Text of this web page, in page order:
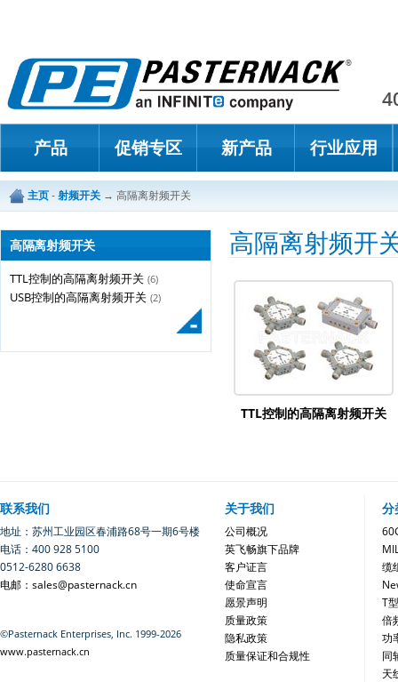
产品 促销专区 新产品 行业应用
主页-射频开关 → 高隔离射频开关
高隔离射频开关
TTL控制的高隔离射频开关 (6)
USB控制的高隔离射频开关 (2)
高隔离射频开
TTL控制的高隔离射频开关
联系我们
地址：苏州工业园区春浦路68号一期6号楼
电话：400 928 5100
0512-6280 6638
电邮：sales@pasternack.cn
©Pasternack Enterprises, Inc. 1999-2026
www.pasternack.cn
关于我们
公司概况
英飞畅旗下品牌
客户证言
使命宣言
愿景声明
质量政策
隐私政策
质量保证和合规性
分
缆
T
倍
功
同
天